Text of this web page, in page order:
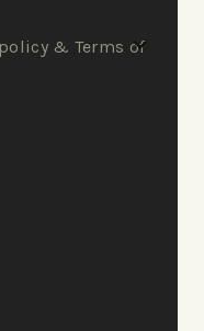
& Terms of